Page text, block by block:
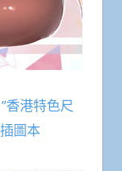
香港特色尺
圖本